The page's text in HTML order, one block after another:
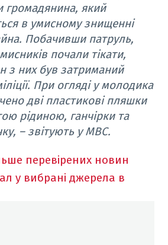
громадянина, який
в умисному знищенні
Побачивши патруль,
почали тікати,
з них був затриманий
При огляді у молодика
дві пластикові пляшки
рідиною, ганчірки та
– звітують у МВС.
перевірених новин
у вибрані джерела в